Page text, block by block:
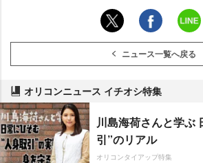
ニュース一覧へ戻る
オリコンニュース イチオシ特集
川島海荷さんと学ぶ
引”のリアル
オリコンタイアップ特集